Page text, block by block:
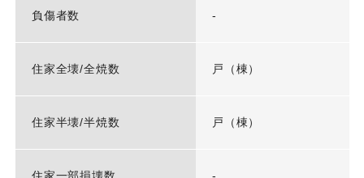
負傷者数 -
住家全壊/全焼数 戸（棟）
住家半壊/半焼数 戸（棟）